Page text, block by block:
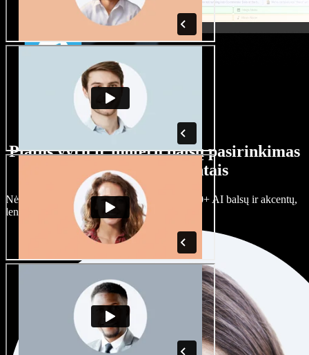
Platus vyrų ir moterų balsų pasirinkimas
su įvairiais akcentais
Nėra dviejų vienodų projektų. Rinkitės iš 100+ AI balsų ir akcentų,
lengvai juos prisitaikykite.